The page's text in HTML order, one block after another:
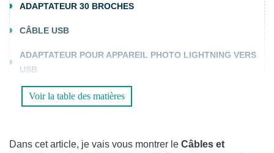
ADAPTATEUR 30 BROCHES
CÂBLE USB
ADAPTATEUR POUR APPAREIL PHOTO LIGHTNING VERS
USB
LECTEUR DE CAMÉRA ADATTATORE LIGHTNING VERS SD
ADAPTATEUR LIGHTNING AV NUMÉRIQUE
Voir la table des matières
Dans cet article, je vais vous montrer le Câbles et